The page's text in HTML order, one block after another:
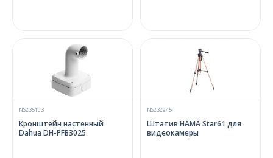
NS235103
Кронштейн настенный
Dahua DH-PFB3025
NS232945
Штатив HAMA Star61 для
видеокамеры